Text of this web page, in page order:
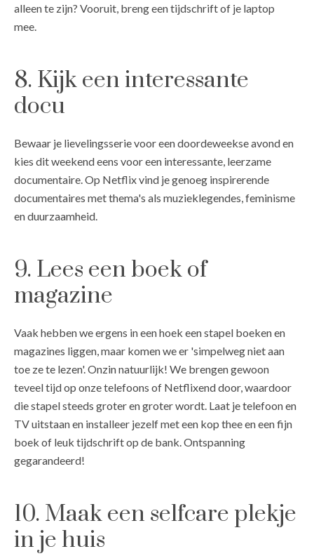
alleen te zijn? Vooruit, breng een tijdschrift of je laptop
mee.
8. Kijk een interessante
docu
Bewaar je lievelingsserie voor een doordeweekse avond en
kies dit weekend eens voor een interessante, leerzame
documentaire. Op Netflix vind je genoeg inspirerende
documentaires met thema's als muzieklegendes, feminisme
en duurzaamheid.
9. Lees een boek of
magazine
Vaak hebben we ergens in een hoek een stapel boeken en
magazines liggen, maar komen we er 'simpelweg niet aan
toe ze te lezen'. Onzin natuurlijk! We brengen gewoon
teveel tijd op onze telefoons of Netflixend door, waardoor
die stapel steeds groter en groter wordt. Laat je telefoon en
TV uitstaan en installeer jezelf met een kop thee en een fijn
boek of leuk tijdschrift op de bank. Ontspanning
gegarandeerd!
10. Maak een selfcare plekje
in je huis